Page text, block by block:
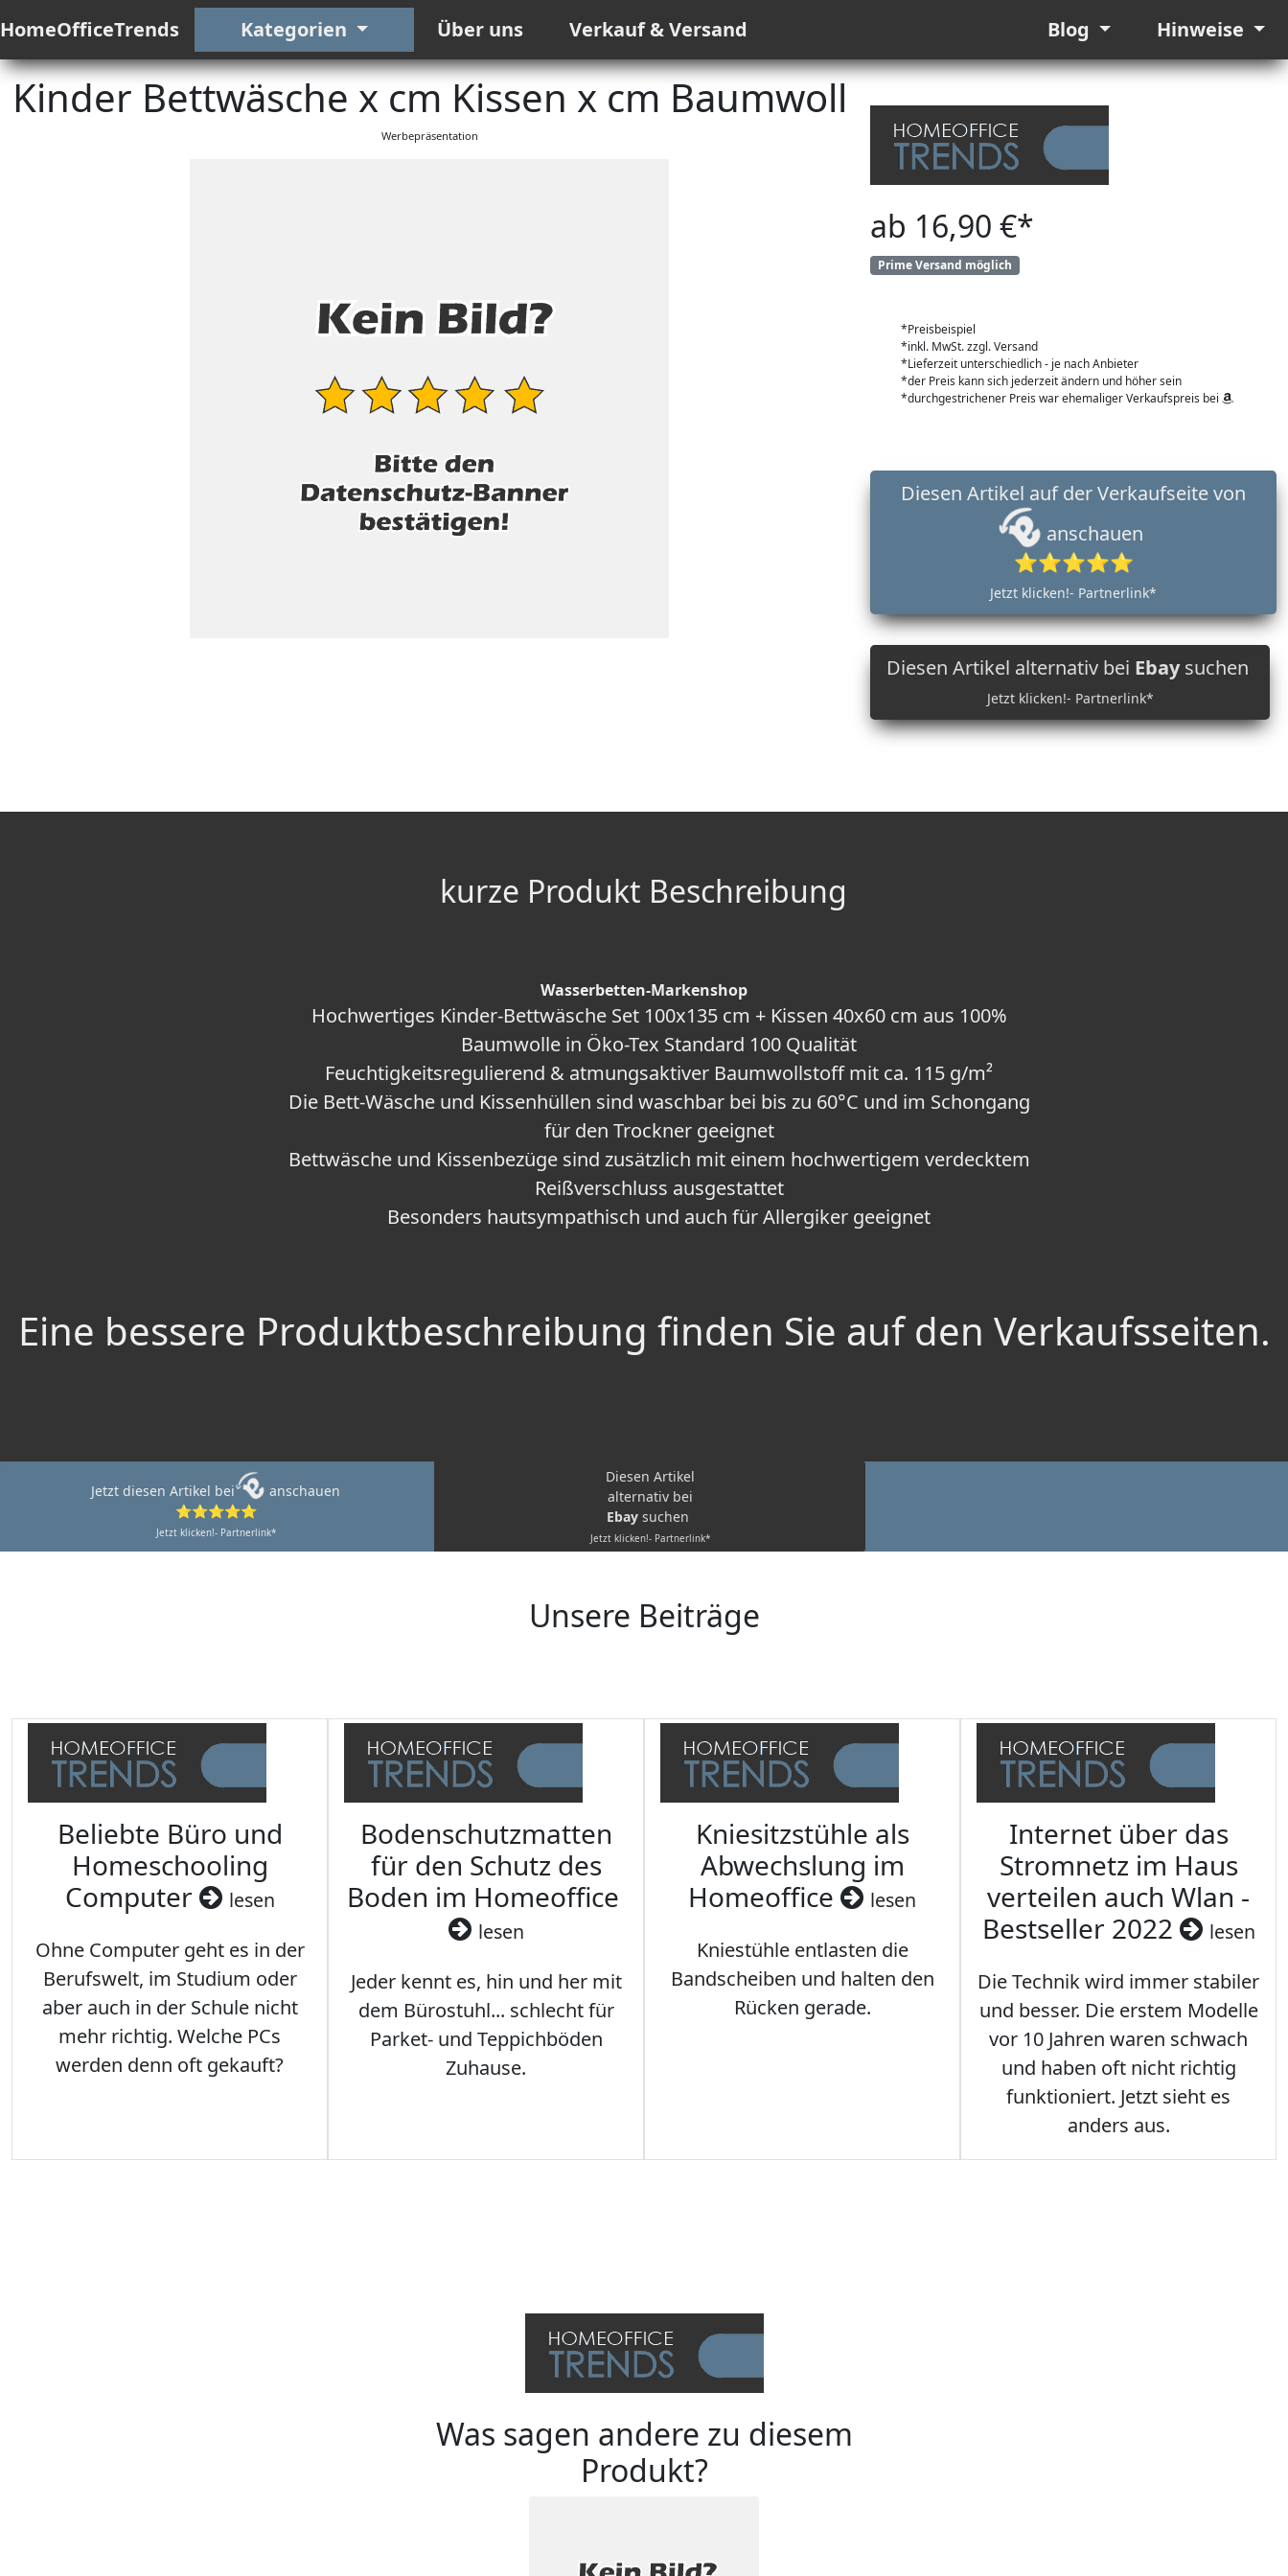
HomeOfficeTrends Kategorien Über uns Verkauf & Versand Blog Hinweise
Kinder Bettwäsche x cm Kissen x cm Baumwoll
Werbepräsentation
ab 16,90 €*
Prime Versand möglich
*Preisbeispiel
*inkl. MwSt. zzgl. Versand
*Lieferzeit unterschiedlich - je nach Anbieter
*der Preis kann sich jederzeit ändern und höher sein
*durchgestrichener Preis war ehemaliger Verkaufspreis bei
anschauen
⭐⭐⭐⭐⭐
Jetzt klicken!- Partnerlink*
Diesen Artikel alternativ bei Ebaysuchen
Jetzt klicken!- Partnerlink*
kurze Produkt Beschreibung
Wasserbetten-Markenshop
Hochwertiges Kinder-Bettwäsche Set 100x135 cm + Kissen 40x60 cm aus 100%
Baumwolle in Öko-Tex Standard 100 Qualität
Feuchtigkeitsregulierend & atmungsaktiver Baumwollstoff mit ca. 115 g/m²
Die Bett-Wäsche und Kissenhüllen sind waschbar bei bis zu 60°C und im Schongang
für den Trockner geeignet
Bettwäsche und Kissenbezüge sind zusätzlich mit einem hochwertigem verdecktem
Reißverschluss ausgestattet
Besonders hautsympathisch und auch für Allergiker geeignet
Eine bessere Produktbeschreibung finden Sie auf den Verkaufsseiten.
Jetzt diesen Artikel bei
anschauen
⭐⭐⭐⭐⭐
Jetzt klicken!- Partnerlink*
Diesen Artikel
alternativ bei
Ebay suchen
Jetzt klicken!- Partnerlink*
Unsere Beiträge
Beliebte Büro und
Homeschooling
Computer
lesen
Ohne Computer geht es in der
Berufswelt, im Studium oder
aber auch in der Schule nicht
mehr richtig. Welche PCs
werden denn oft gekauft?
Bodenschutzmatten
für den Schutz des
Boden im Homeoffice
lesen
Jeder kennt es, hin und her mit
dem Bürostuhl... schlecht für
Parket- und Teppichböden
Zuhause.
Kniesitzstühle als
Abwechslung im
Homeoffice
lesen
Kniestühle entlasten die
Bandscheiben und halten den
Rücken gerade.
Internet über das
Stromnetz im Haus
verteilen auch Wlan -
Bestseller 2022
lesen
Die Technik wird immer stabiler
und besser. Die erstem Modelle
vor 10 Jahren waren schwach
und haben oft nicht richtig
funktioniert. Jetzt sieht es
anders aus.
Was sagen andere zu diesem
Produkt?